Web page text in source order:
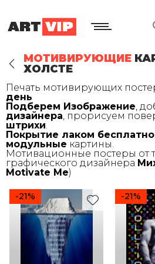
МОТИВИРУЮЩИЕ
ХОЛСТЕ
Печать мотивирующих
день
Подберем Изображение,
дизайнера, прорисуем
штрихи.
Покрытие лаком
модульные картины.
Мотивационные постеры от
графического дизайнера
Motivate Me)
-21% -21%